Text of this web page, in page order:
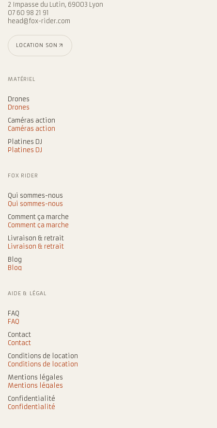
2 Impasse du Lutin, 69003 Lyon
07 60 98 21 91
head@fox-rider.com
LOCATION SON
MATÉRIEL
Drones
Drones
Caméras action
Caméras action
Platines DJ
Platines DJ
FOX RIDER
Qui sommes-nous
Qui sommes-nous
Comment ça marche
Comment ça marche
Livraison & retrait
Livraison & retrait
Blog
Blog
AIDE & LÉGAL
FAQ
FAQ
Contact
Contact
Conditions de location
Conditions de location
Mentions légales
Mentions légales
Confidentialité
Confidentialité